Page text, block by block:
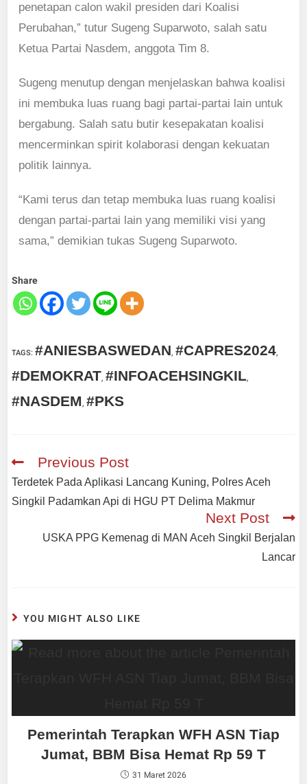
penetapan calon wakil presiden dari Koalisi
Perubahan,” tutur Sugeng Suparwoto, salah satu
Ketua Partai Nasdem, anggota Tim 8.
Sugeng menutup dengan menjelaskan bahwa koalisi
ini membuka luas ruang bagi partai-partai lain untuk
bergabung. Salah satu butir kesepakatan koalisi
mencerminkan spirit kolaborasi dengan kekuatan
politik lainnya.
“Kami terus dan tetap membuka luas ruang koalisi
dengan partai-partai lain yang memiliki visi yang
sama,” demikian tukas Sugeng Suparwoto.
Share
TAGS:#ANIESBASWEDAN, #CAPRES2024,
#DEMOKRAT, #INFOACEHSINGKIL,
#NASDEM, #PKS
Previous Post
Terdetek Pada Aplikasi Lancang Kuning, Polres Aceh
Singkil Padamkan Api di HGU PT Delima Makmur
Next Post
USKA PPG Kemenag di MAN Aceh Singkil Berjalan
Lancar
YOU MIGHT ALSO LIKE
Pemerintah Terapkan WFH ASN Tiap
Jumat, BBM Bisa Hemat Rp 59 T
31 Maret 2026